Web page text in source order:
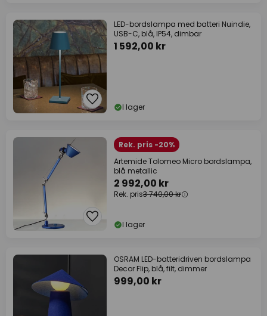
LED-bordslampa med batteri Nuindie,
USB-C, blå, IP54, dimbar
1 592,00 kr
I lager
Rek. pris -20%
Artemide Tolomeo Micro bordslampa,
blå metallic
2 992,00 kr
Rek. pris3 740,00 kr
I lager
OSRAM LED-batteridriven bordslampa
Decor Flip, blå, filt, dimmer
999,00 kr